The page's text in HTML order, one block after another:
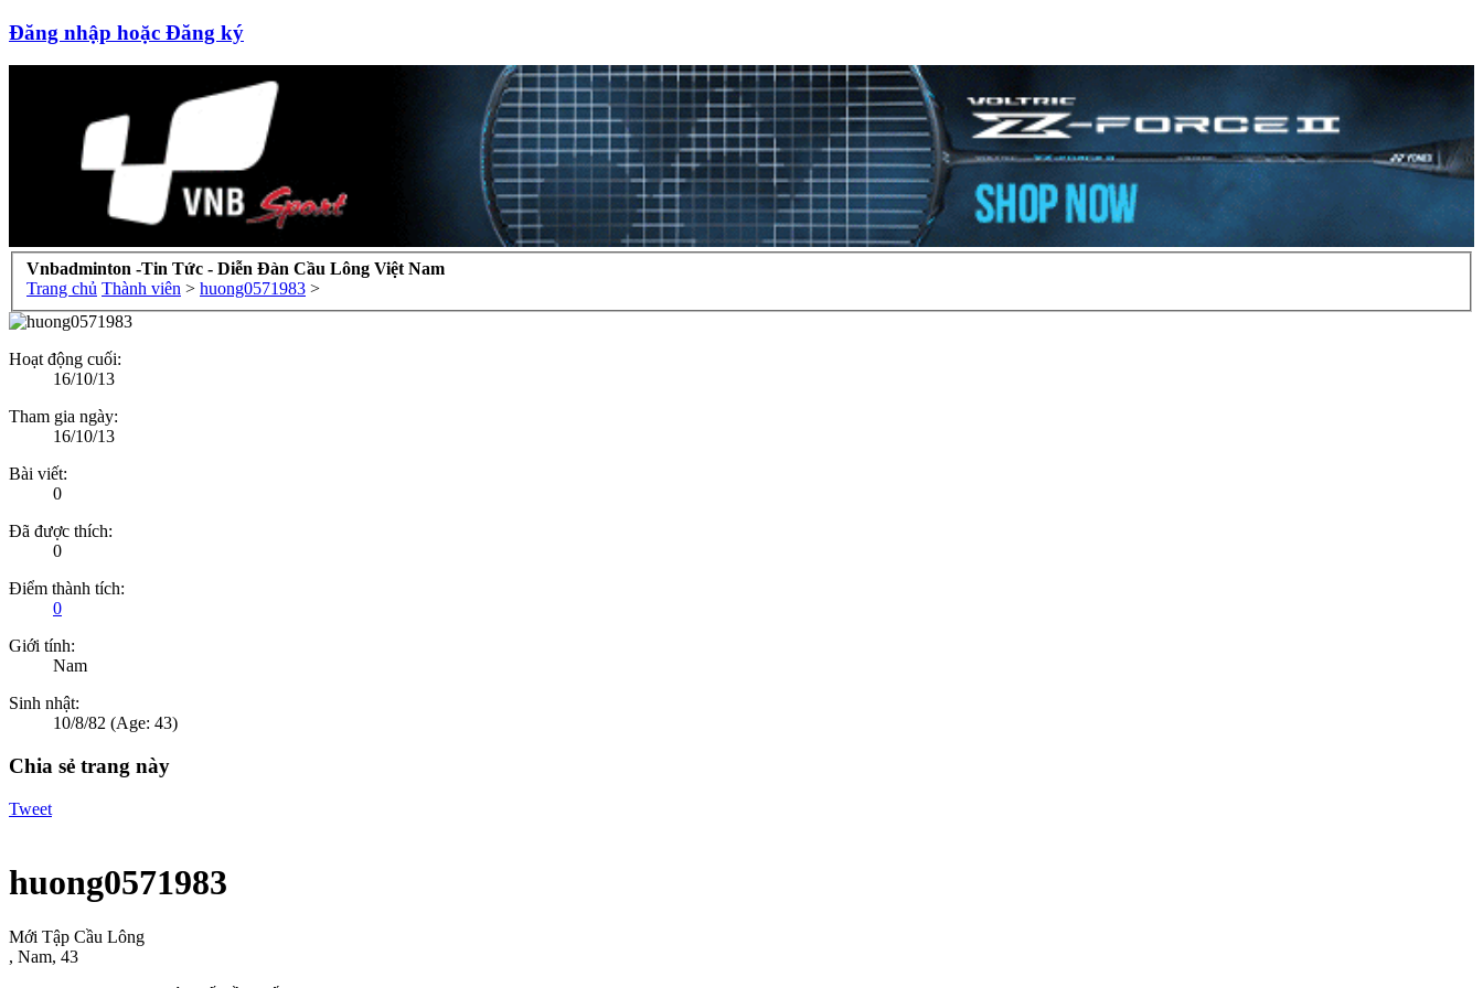
Đăng nhập hoặc Đăng ký
Vnbadminton -Tin Tức - Diễn Đàn Cầu Lông Việt Nam
Trang chủ Thành viên > huong0571983 >
Hoạt động cuối:
16/10/13
Tham gia ngày:
16/10/13
Bài viết:
0
Đã được thích:
0
Điểm thành tích:
0
Giới tính:
Nam
Sinh nhật:
10/8/82 (Age: 43)
Chia sẻ trang này
Tweet
huong0571983
Mới Tập Cầu Lông
, Nam, 43